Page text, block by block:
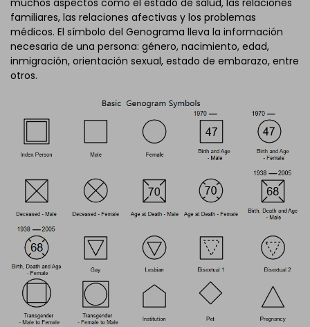
muchos aspectos como el estado de salud, las relaciones
familiares, las relaciones afectivas y los problemas
médicos. El símbolo del Genograma lleva la información
necesaria de una persona: género, nacimiento, edad,
inmigración, orientación sexual, estado de embarazo, entre
otros.